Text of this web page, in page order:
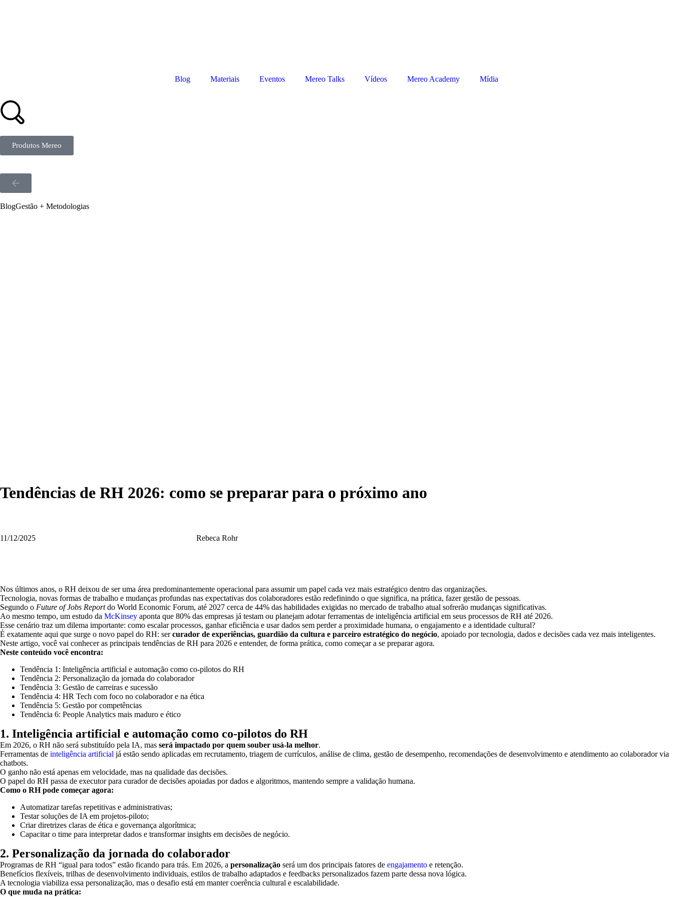
Blog Materiais Eventos Mereo Talks Vídeos Mereo Academy Mídia
Produtos Mereo
BlogGestão + Metodologias
Tendências de RH 2026: como se preparar para o próximo ano
11/12/2025 Rebeca Rohr
Nos últimos anos, o RH deixou de ser uma área predominantemente operacional para assumir um papel cada vez mais estratégico dentro das organizações.
Tecnologia, novas formas de trabalho e mudanças profundas nas expectativas dos colaboradores estão redefinindo o que significa, na prática, fazer gestão de pessoas.
Segundo o Future of Jobs Reportdo World Economic Forum, até 2027 cerca de 44% das habilidades exigidas no mercado de trabalho atual sofrerão mudanças significativas.
Ao mesmo tempo, um estudo da McKinsey aponta que 80% das empresas já testam ou planejam adotar ferramentas de inteligência artificial em seus processos de RH até 2026.
Esse cenário traz um dilema importante: como escalar processos, ganhar eficiência e usar dados sem perder a proximidade humana, o engajamento e a identidade cultural?
É exatamente aqui que surge o novo papel do RH: sercurador de experiências, guardião da cultura e parceiro estratégico do negócio, apoiado por tecnologia, dados e decisões cada vez mais inteligentes.
Neste artigo, você vai conhecer as principais tendências de RH para 2026 e entender, de forma prática, como começar a se preparar agora.
Neste conteúdo você encontra:
Tendência 1: Inteligência artificial e automação como co-pilotos do RH
Tendência 2: Personalização da jornada do colaborador
Tendência 3: Gestão de carreiras e sucessão
Tendência 4: HR Tech com foco no colaborador e na ética
Tendência 5: Gestão por competências
Tendência 6: People Analytics mais maduro e ético
1. Inteligência artificial e automação como co-pilotos do RH
Em 2026, o RH não será substituído pela IA, mas será impactado por quem souber usá-la melhor.
Ferramentas de inteligência artificial já estão sendo aplicadas em recrutamento, triagem de currículos, análise de clima, gestão de desempenho, recomendações de desenvolvimento e atendimento ao colaborador via
chatbots.
O ganho não está apenas em velocidade, mas na qualidade das decisões.
O papel do RH passa de executor para curador de decisões apoiadas por dados e algoritmos, mantendo sempre a validação humana.
Como o RH pode começar agora:
Automatizar tarefas repetitivas e administrativas;
Testar soluções de IA em projetos-piloto;
Criar diretrizes claras de ética e governança algorítmica;
Capacitar o time para interpretar dados e transformar insights em decisões de negócio.
2. Personalização da jornada do colaborador
Programas de RH “igual para todos” estão ficando para trás. Em 2026, a personalização será um dos principais fatores de engajamento e retenção.
Benefícios flexíveis, trilhas de desenvolvimento individuais, estilos de trabalho adaptados e feedbacks personalizados fazem parte dessa nova lógica.
A tecnologia viabiliza essa personalização, mas o desafio está em manter coerência cultural e escalabilidade.
O que muda na prática: